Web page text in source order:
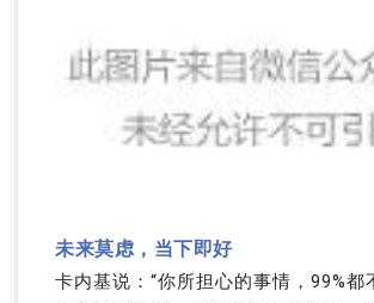
未来莫虑，当下即好
卡内基说：“你所担心的事情，99%都